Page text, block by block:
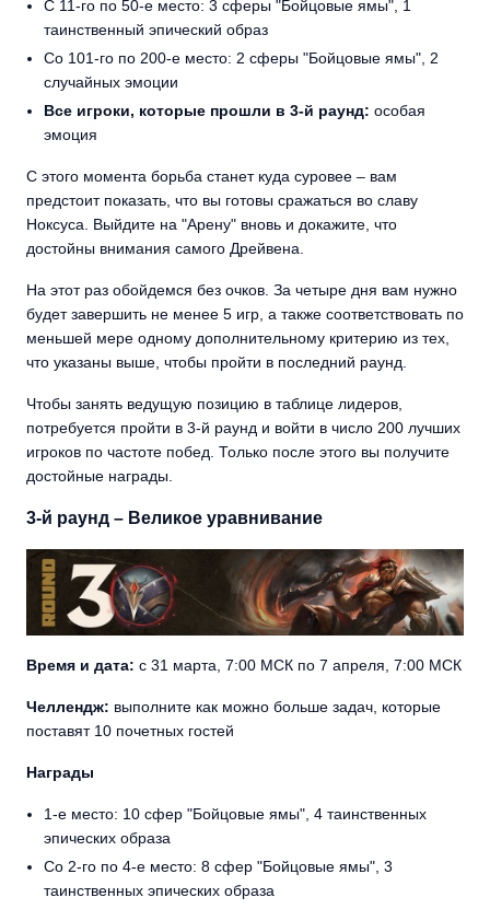
С 11-го по 50-е место: 3 сферы "Бойцовые ямы", 1
таинственный эпический образ
Со 101-го по 200-е место: 2 сферы "Бойцовые ямы", 2
случайных эмоции
Все игроки, которые прошли в 3-й раунд: особая
эмоция
С этого момента борьба станет куда суровее – вам
предстоит показать, что вы готовы сражаться во славу
Ноксуса. Выйдите на "Арену" вновь и докажите, что
достойны внимания самого Дрейвена.
На этот раз обойдемся без очков. За четыре дня вам нужно
будет завершить не менее 5 игр, а также соответствовать по
меньшей мере одному дополнительному критерию из тех,
что указаны выше, чтобы пройти в последний раунд.
Чтобы занять ведущую позицию в таблице лидеров,
потребуется пройти в 3-й раунд и войти в число 200 лучших
игроков по частоте побед. Только после этого вы получите
достойные награды.
3-й раунд – Великое уравнивание
Время и дата: с 31 марта, 7:00 МСК по 7 апреля, 7:00 МСК
Челлендж: выполните как можно больше задач, которые
поставят 10 почетных гостей
Награды
1-е место: 10 сфер "Бойцовые ямы", 4 таинственных
эпических образа
Со 2-го по 4-е место: 8 сфер "Бойцовые ямы", 3
таинственных эпических образа